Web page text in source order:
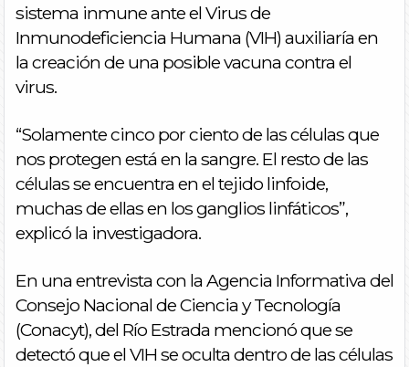
sistema inmune ante el Virus de
Inmunodeficiencia Humana (VIH) auxiliaría en
la creación de una posible vacuna contra el
virus.
“Solamente cinco por ciento de las células que
nos protegen está en la sangre. El resto de las
células se encuentra en el tejido linfoide,
muchas de ellas en los ganglios linfáticos”,
explicó la investigadora.
En una entrevista con la Agencia Informativa del
Consejo Nacional de Ciencia y Tecnología
(Conacyt), del Río Estrada mencionó que se
detectó que el VIH se oculta dentro de las células